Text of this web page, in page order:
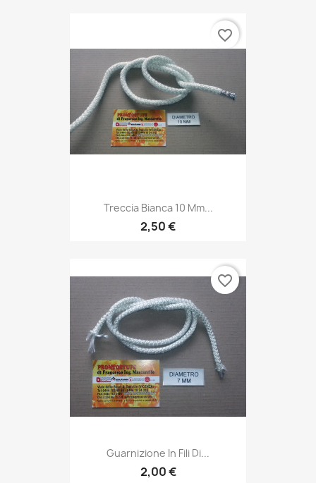
Treccia Bianca 10 Mm...
2,50 €
favorite_border
Guarnizione In Fili Di...
2,00 €
favorite_border